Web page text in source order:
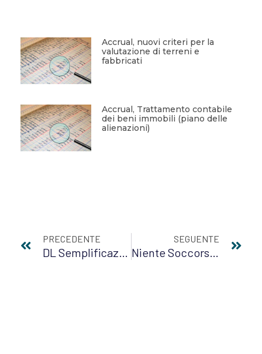
Accrual, nuovi criteri per la
valutazione di terreni e
fabbricati
Accrual, Trattamento contabile
dei beni immobili (piano delle
alienazioni)
PRECEDENTE
DL Semplificazioni, Le Indicazioni Operative Nel Nuovo Documento IFEL
SEGUENTE
Niente Soccorso Finanziario In Caso Di Partecipate In Liquidazione